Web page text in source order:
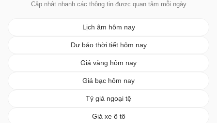
Cập nhật nhanh các thông tin được quan tâm mỗi ngày
Lịch âm hôm nay
Dự báo thời tiết hôm nay
Giá vàng hôm nay
Giá bạc hôm nay
Tỷ giá ngoại tệ
Giá xe ô tô